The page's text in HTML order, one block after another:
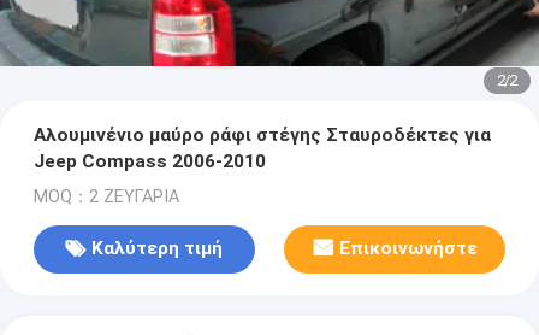
2/2
Αλουμινένιο μαύρο ράφι στέγης Σταυροδέκτες για
Jeep Compass 2006-2010
MOQ：2 ΖΕΥΓΑΡΙΑ
Καλύτερη τιμή Επικοινωνήστε